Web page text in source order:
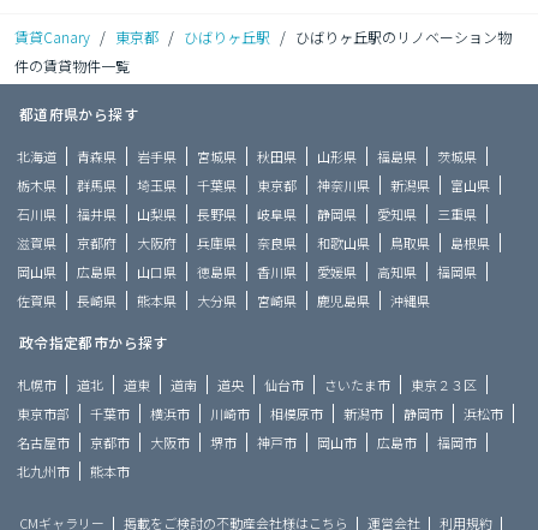
賃貸Canary / 東京都 / ひばりヶ丘駅 / ひばりヶ丘駅のリノベーション物
件の賃貸物件一覧
都道府県から探す
北海道 青森県 岩手県 宮城県 秋田県 山形県 福島県
茨城県
栃木県
群馬県 埼玉県 千葉県 東京都 神奈川県 新潟県
富山県
石川県
福井県 山梨県 長野県 岐阜県 静岡県 愛知県
三重県
滋賀県
京都府 大阪府 兵庫県 奈良県 和歌山県 鳥取県
島根県
岡山県
広島県 山口県 徳島県 香川県 愛媛県 高知県
福岡県
佐賀県
長崎県 熊本県 大分県 宮崎県 鹿児島県 沖縄県
政令指定都市から探す
札幌市 道北 道東 道南 道央 仙台市 さいたま市
東京２３区
東京市部
千葉市 横浜市 川崎市 相模原市 新潟市 静岡市
浜松市
名古屋市
京都市 大阪市 堺市 神戸市 岡山市 広島市
福岡市
北九州市
熊本市
CMギャラリー 掲載をご検討の不動産会社様はこちら 運営会社 利用規約